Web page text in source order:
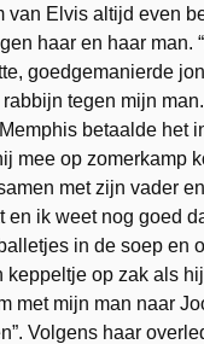
van Elvis altijd even
haar en haar man.
goedgemanierde
tegen mijn
betaalde het
mee op zomerkamp
met zijn vader
en ik weet nog goed
in de soep en
keppeltje op zak als
met mijn man naar
Volgens haar